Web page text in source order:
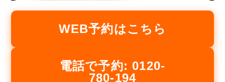
WEB予約はこちら
電話で予約: 0120-
780-194